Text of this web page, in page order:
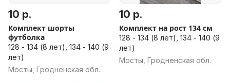
10 р.
Комплект шорты
футболка
128 - 134 (8 лет), 134 - 140 (9
лет)
Мосты, Гродненская обл.
10 р.
Комплект на рост 134 см
128 - 134 (8 лет), 134 - 140 (9
лет)
Мосты, Гродненская обл.